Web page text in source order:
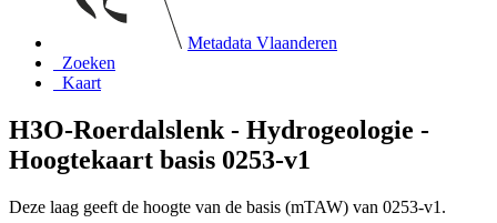
Metadata Vlaanderen
Zoeken
Kaart
H3O-Roerdalslenk - Hydrogeologie -
Hoogtekaart basis 0253-v1
Deze laag geeft de hoogte van de basis (mTAW) van 0253-v1.